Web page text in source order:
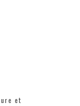
et